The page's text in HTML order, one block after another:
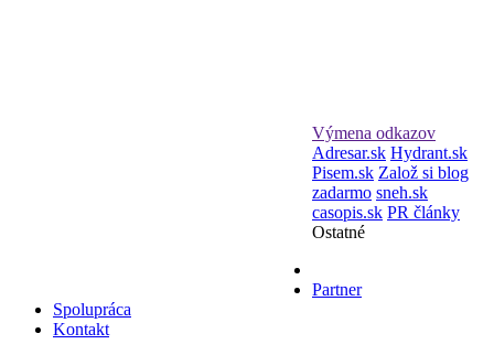
Výmena odkazov
Adresar.sk Hydrant.sk
Pisem.sk Založ si blog
zadarmo sneh.sk
casopis.sk PR články
Ostatné
Partner
Spolupráca
Kontakt